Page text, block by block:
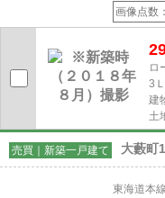
画像点数：
ロ
3
建
土
売買｜新築一戸建て 大藪町
東海道本